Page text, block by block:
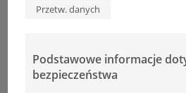
Ekomobilni ZST 2024/25
Przetw. danych
Podstawowe informacje
bezpieczeństwa